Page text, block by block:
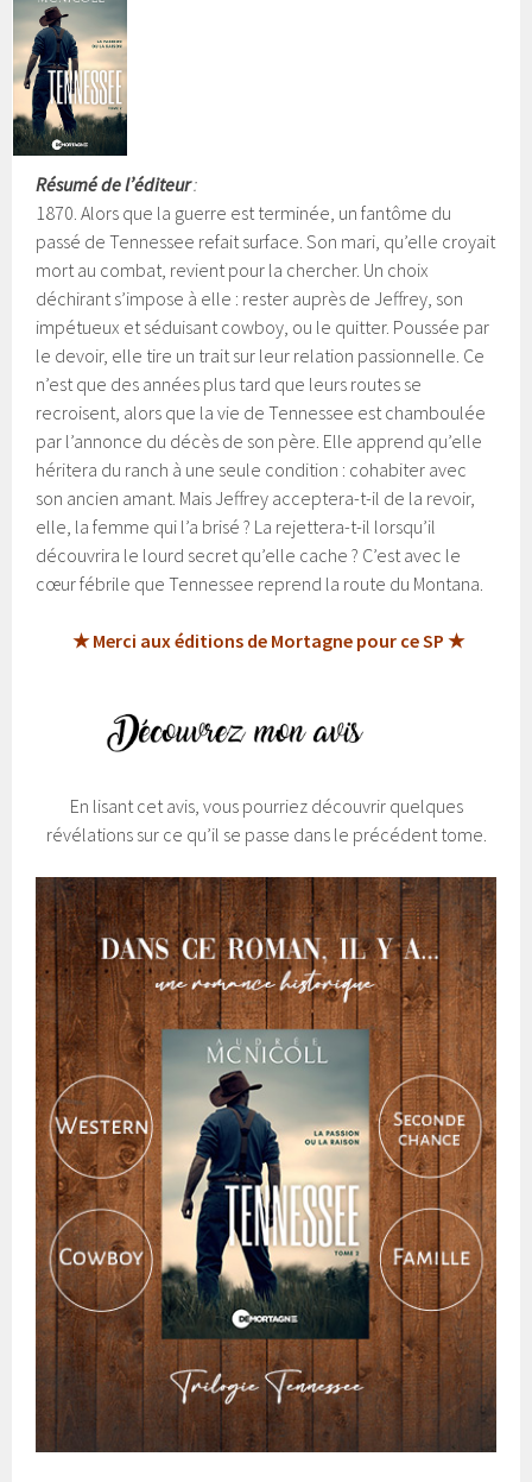
Résumé de l’éditeur:
1870. Alors que la guerre est terminée, un fantôme du
passé de Tennessee refait surface. Son mari, qu’elle croyait
mort au combat, revient pour la chercher. Un choix
déchirant s’impose à elle : rester auprès de Jeffrey, son
impétueux et séduisant cowboy, ou le quitter. Poussée par
le devoir, elle tire un trait sur leur relation passionnelle. Ce
n’est que des années plus tard que leurs routes se
recroisent, alors que la vie de Tennessee est chamboulée
par l’annonce du décès de son père. Elle apprend qu’elle
héritera du ranch à une seule condition : cohabiter avec
son ancien amant. Mais Jeffrey acceptera-t-il de la revoir,
elle, la femme qui l’a brisé ? La rejettera-t-il lorsqu’il
découvrira le lourd secret qu’elle cache ? C’est avec le
cœur fébrile que Tennessee reprend la route du Montana.
★ Merci auxéditions de Mortagnepour ce SP ★
En lisant cet avis, vous pourriez découvrir quelques
révélations sur ce qu’il se passe dans le précédent tome.